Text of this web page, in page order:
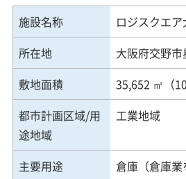
施設名称
ロジスクエ
所在地
大阪府交野
敷地面積
35,652 ㎡（
都市計画区域/用
途地域
工業地域
主要用途
倉庫（倉庫業